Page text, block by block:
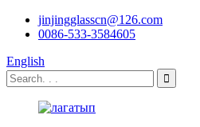
jinjingglasscn@126.com
0086-533-3584605
English